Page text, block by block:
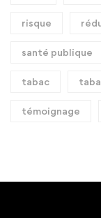
risque
santé publique
tabac
témoignage